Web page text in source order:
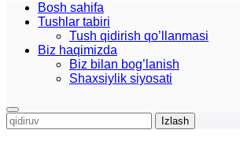
Bosh sahifa
Tushlar tabiri
Tush qidirish qo’llanmasi
Biz haqimizda
Biz bilan bog’lanish
Shaxsiylik siyosati
Qidirshish: